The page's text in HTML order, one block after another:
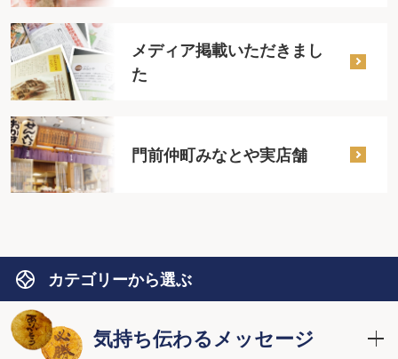
メディア掲載いただきまし
た
門前仲町みなとや実店舗
カテゴリーから選ぶ
気持ち伝わるメッセージ